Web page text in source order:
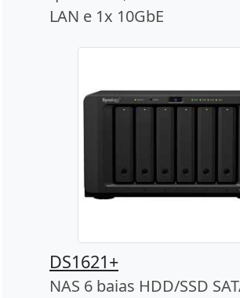
LAN e 1x 10GbE
DS1621+
NAS 6 baias HDD/SSD